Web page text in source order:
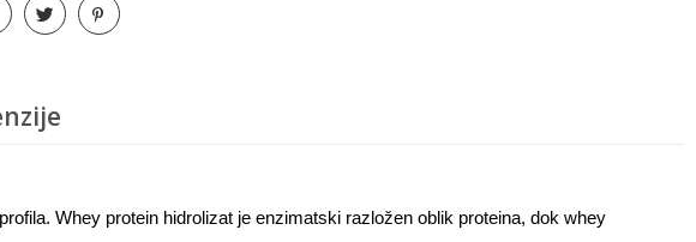
Whey protein hidrolizat je enzimatski razložen oblik proteina, dok whey